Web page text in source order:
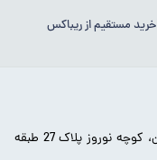
خرید مستقیم از ریباکس
آدرس: تهران، میدان انقلاب، خیابان 12 فروردین، کوچه نوروز پلاک 27 طبقه